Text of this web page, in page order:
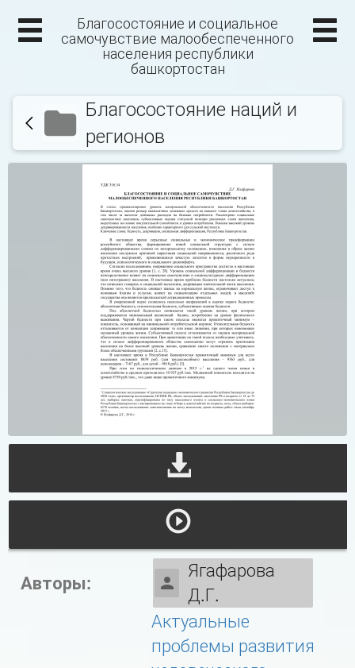
Благосостояние и социальное
самочувствие малообеспеченного
населения республики
башкортостан
Благосостояние наций и
регионов
Авторы:
Ягафарова
Д.Г.
Актуальные
проблемы развития